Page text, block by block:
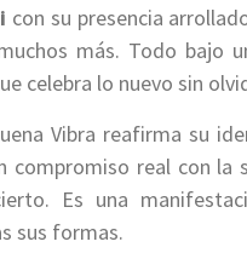
con su presencia
más. Todo bajo
celebra lo nuevo sin
Vibra reafirma su
compromiso real con
Es una
sus formas.